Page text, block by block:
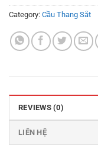
Category: Cầu Thang Sắt
REVIEWS (0)
LIÊN HỆ